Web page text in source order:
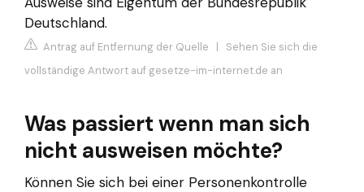
Deutschland.
Antrag auf Entfernung der Quelle | Sehen Sie sich die
vollständige Antwort auf gesetze-im-internet.de an
Was passiert wenn man sich
nicht ausweisen möchte?
Können Sie sich bei einer Personenkontrolle